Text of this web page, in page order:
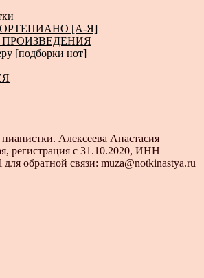
[А-Я]
[подборки нот]
Алексеева Анастасия
регистрация с 31.10.2020, ИНН
обратной связи: muza@notkinastya.ru